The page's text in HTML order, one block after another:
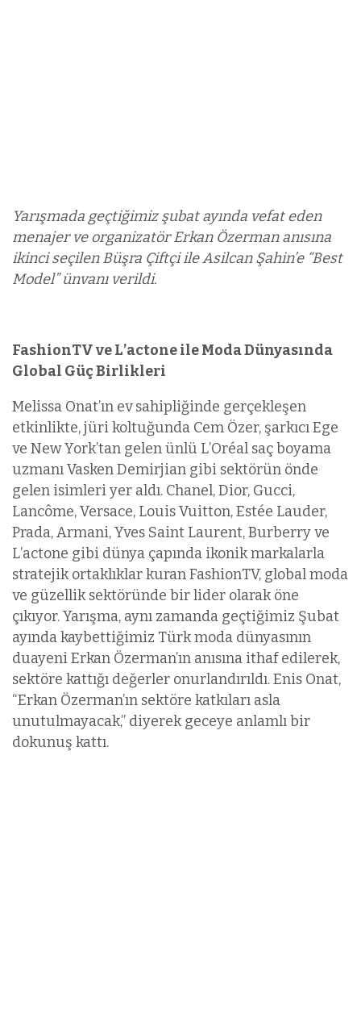
Yarışmada geçtiğimiz şubat ayında vefat eden
menajer ve organizatör Erkan Özerman anısına
ikinci seçilen Büşra Çiftçi ile Asilcan Şahin’e “Best
Model” ünvanı verildi.
FashionTV ve L’actone ile Moda Dünyasında
Global Güç Birlikleri
Melissa Onat’ın ev sahipliğinde gerçekleşen
etkinlikte, jüri koltuğunda Cem Özer, şarkıcı Ege
ve New York’tan gelen ünlü L’Oréal saç boyama
uzmanı Vasken Demirjian gibi sektörün önde
gelen isimleri yer aldı. Chanel, Dior, Gucci,
Lancôme, Versace, Louis Vuitton, Estée Lauder,
Prada, Armani, Yves Saint Laurent, Burberry ve
L’actone gibi dünya çapında ikonik markalarla
stratejik ortaklıklar kuran FashionTV, global moda
ve güzellik sektöründe bir lider olarak öne
çıkıyor. Yarışma, aynı zamanda geçtiğimiz Şubat
ayında kaybettiğimiz Türk moda dünyasının
duayeni Erkan Özerman’ın anısına ithaf edilerek,
sektöre kattığı değerler onurlandırıldı. Enis Onat,
“Erkan Özerman’ın sektöre katkıları asla
unutulmayacak,” diyerek geceye anlamlı bir
dokunuş kattı.